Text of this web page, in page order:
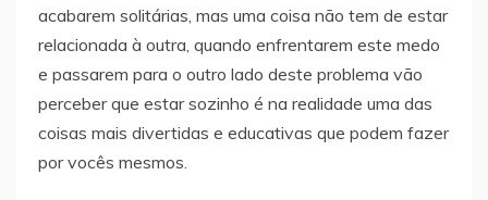
acabarem solitárias, mas uma coisa não tem de estar
relacionada à outra, quando enfrentarem este medo
e passarem para o outro lado deste problema vão
perceber que estar sozinho é na realidade uma das
coisas mais divertidas e educativas que podem fazer
por vocês mesmos.